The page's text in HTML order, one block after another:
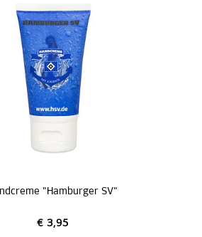
"Hamburger SV"
€ 3,95